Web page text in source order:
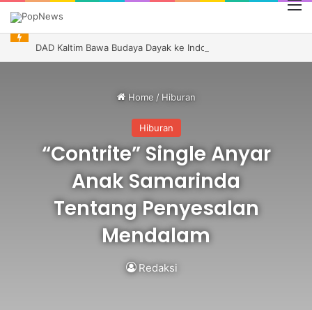
Home / Hiburan
Hiburan
“Contrite” Single Anyar
Anak Samarinda
Tentang Penyesalan
Mendalam
Redaksi